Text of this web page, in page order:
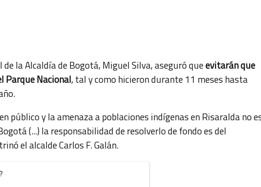
la Alcaldía de Bogotá, Miguel Silva, aseguró queevitarán que
Parque Nacional, tal y como hicieron durante 11 meses hasta
público y la amenaza a poblaciones indígenas en Risaralda no
(...) la responsabilidad de resolverlo de fondo es del
el alcalde Carlos F. Galán.